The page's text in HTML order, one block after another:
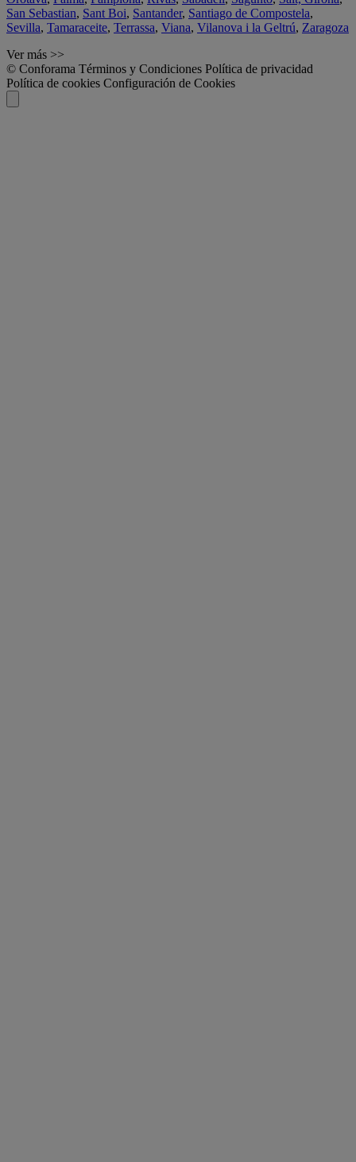
San Sebastian, Sant Boi, Santander, Santiago de Compostela,
Sevilla, Tamaraceite, Terrassa, Viana, Vilanova i la Geltrú, Zaragoza
Ver más >>
© Conforama Términos y Condiciones Política de privacidad
Política de cookies Configuración de Cookies